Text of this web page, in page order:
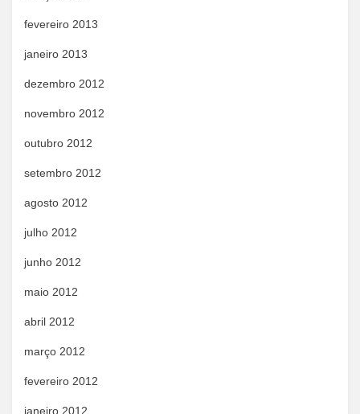
fevereiro 2013
janeiro 2013
dezembro 2012
novembro 2012
outubro 2012
setembro 2012
agosto 2012
julho 2012
junho 2012
maio 2012
abril 2012
março 2012
fevereiro 2012
janeiro 2012